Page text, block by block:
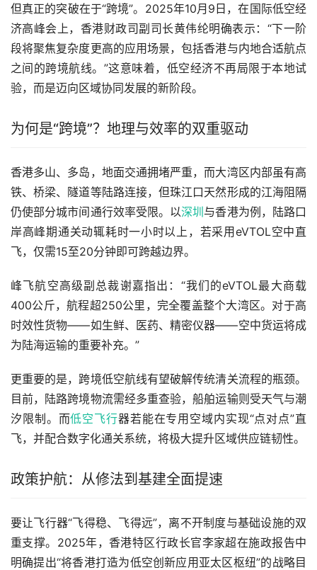
但真正的突破在于“跨境”。2025年10月9日，在国际低空经
济高峰会上，香港财政司副司长黄伟纶明确表示：“下一阶
段将聚焦复杂度更高的应用场景，包括香港与内地合适航点
之间的跨境航线。”这意味着，低空经济不再局限于本地试
验，而是迈向区域协同发展的新阶段。
为何是“跨境”？地理与效率的双重驱动
香港多山、多岛，地面交通拥堵严重，而大湾区内部虽有高
铁、桥梁、隧道等陆路连接，但珠江口天然形成的江海阻隔
仍使部分城市间通行效率受限。以深圳 与香港为例，陆路口
岸高峰期通关动辄耗时一小时以上，若采用eVTOL空中直
飞，仅需15至20分钟即可跨越边界。
峰飞航空高级副总裁谢嘉指出：“我们的eVTOL最大商载
400公斤，航程超250公里，完全覆盖整个大湾区。对于高
时效性货物——如生鲜、医药、精密仪器——空中货运将成
为陆海运输的重要补充。”
更重要的是，跨境低空航线有望破解传统清关流程的瓶颈。
目前，陆路跨境物流需经多重查验，船舶运输则受天气与潮
汐限制。而低空飞行器若能在专用空域内实现“点对点”直
飞，并配合数字化通关系统，将极大提升区域供应链韧性。
政策护航：从修法到基建全面提速
要让飞行器“飞得稳、飞得远”，离不开制度与基础设施的双
重支撑。2025年，香港特区行政长官李家超在施政报告中
明确提出“将香港打造为低空创新应用亚太区枢纽”的战略目